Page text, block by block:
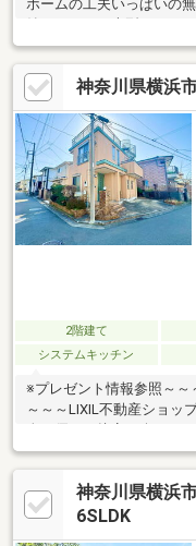
ホームの工夫いっぱいの
×2・4面＋吹抜け＋天井
グ◆カーライフが楽しめ
ペース1台分◆SANWAト
能評価」を取得済み。ト
期間）も継承可能です。
月に壁塗装・バルコニー
長工事実施済み）
神奈川県横浜
2階建て
システムキッチン
※プレゼント情報参照～～
～～～LIXIL不動産ショッ
全・優しい接客を楽しみ
能下さいませ！～～～～
≪大門小学校・瀬谷中学
ご相談も無料で承ります
ご内見希望・物件所在地
神奈川県横浜
6SLDK